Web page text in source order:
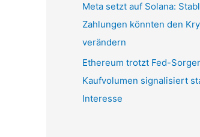
Meta setzt auf Solana:
Zahlungen könnten den
verändern
Ethereum trotzt Fed-
Kaufvolumen signalisiert
Interesse